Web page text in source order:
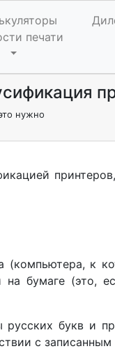
нужно
к
бумаге (это,
букв и
с